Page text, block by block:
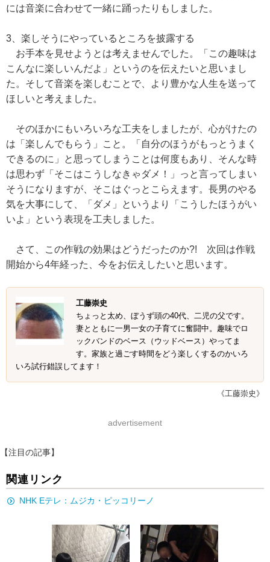
には音楽に合わせて一緒に踊ったりもしました。
3、楽しそうにやっているところを披露する
お手本を見せようとは考えませんでした。「この趣味は
こんなに楽しいんだよ」というのを伝えたいと思いまし
た。そして音楽を楽しむことで、より豊かな人生を送って
ほしいと考えました。
そのほかにもいろいろな工夫をしましたが、心がけたの
は「楽しんでもらう」こと。「自分のほうがもっとうまく
できるのに」と思ってしまうことは何度もあり、そんな時
は思わず「そこはこうしなきゃダメ！」っと言ってしまい
そうになりますが、そこはぐっとこらえます。長男のやる
気を大事にして、「ダメ」というより「こうしたほうがい
いよ」という表現を工夫しました。
さて、この作戦の効果はどうだったのか?! 次回は作戦
開始から4年経った、今をお伝えしたいと思います。
工藤崇史
ちょっと太め、ぼうず頭の40代、二児の父です。
妻とともに一男一女の子育てに奮闘中。趣味でロ
ックバンドのベース（ウッドベース）やってま
す。家族と過ごす時間をどう楽しくするのかいろ
いろ試行錯誤してます！
《工藤崇史》
advertisement
【注目の記事】
関連リンク
NHK Eテレ：ムジカ・ピッコリーノ